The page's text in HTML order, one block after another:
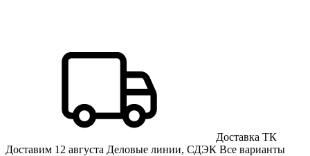
Доставка ТК
Доставим 12 августа Деловые линии, СДЭК Все варианты